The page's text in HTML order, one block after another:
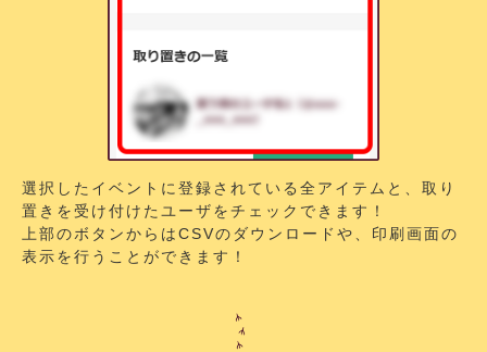
選択したイベントに登録されている全アイテムと、取り
置きを受け付けたユーザをチェックできます！
上部のボタンからはCSVのダウンロードや、印刷画面の
表示を行うことができます！